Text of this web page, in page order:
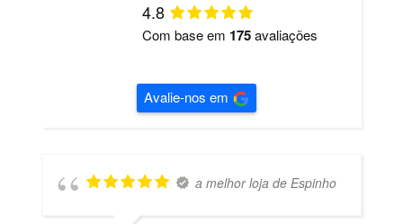
4.8
Com base em 175avaliações
Avalie-nos em
a melhor loja de Espinho